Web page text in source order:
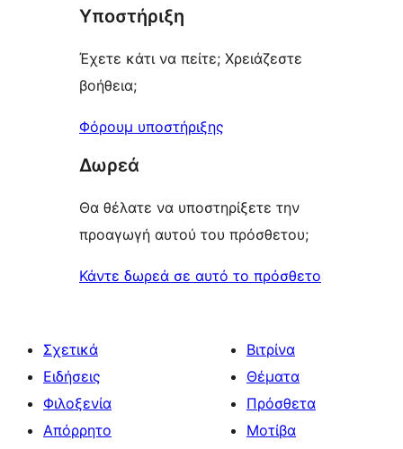
Υποστήριξη
Έχετε κάτι να πείτε; Χρειάζεστε
βοήθεια;
Φόρουμ υποστήριξης
Δωρεά
Θα θέλατε να υποστηρίξετε την
προαγωγή αυτού του πρόσθετου;
Κάντε δωρεά σε αυτό το πρόσθετο
Σχετικά
Ειδήσεις
Φιλοξενία
Απόρρητο
Βιτρίνα
Θέματα
Πρόσθετα
Μοτίβα